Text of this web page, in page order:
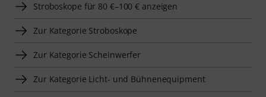
Stroboskope für 80 €–100 € anzeigen
Zur Kategorie Stroboskope
Zur Kategorie Scheinwerfer
Zur Kategorie Licht- und Bühnenequipment